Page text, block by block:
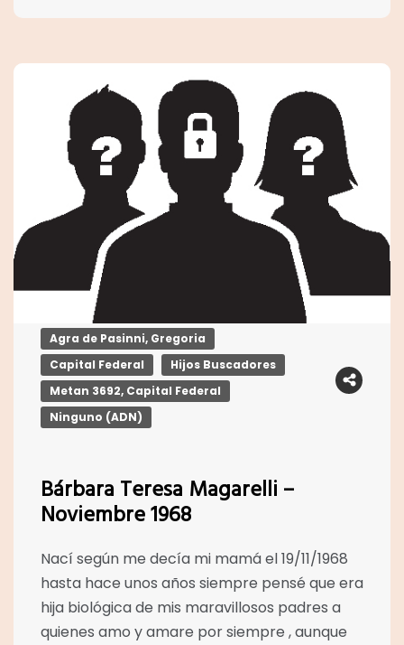
Agra de Pasinni, Gregoria
Capital Federal
Hijos Buscadores
Metan 3692, Capital Federal
Ninguno (ADN)
Bárbara Teresa Magarelli –
Noviembre 1968
Nací según me decía mi mamá el 19/11/1968
hasta hace unos años siempre pensé que era
hija biológica de mis maravillosos padres a
quienes amo y amare por siempre , aunque